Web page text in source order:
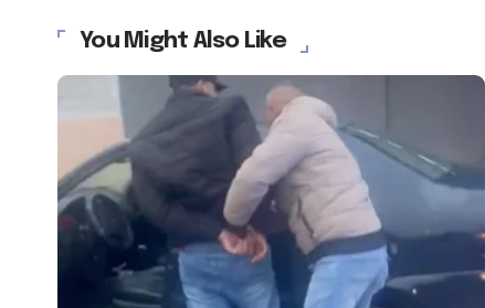
You Might Also Like